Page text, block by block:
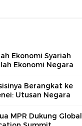
Ekonomi Syariah
Ekonomi Negara
Berangkat ke
Utusan Negara
MPR Dukung Global